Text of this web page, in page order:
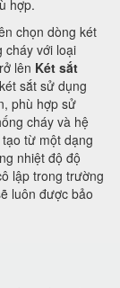
hợp.
chọn dòng két
cháy với loại
lên Két sắt
sắt sử dụng
phù hợp sử
cháy và hệ
từ một dạng
nhiệt độ độ
lập trong trường
luôn được bảo